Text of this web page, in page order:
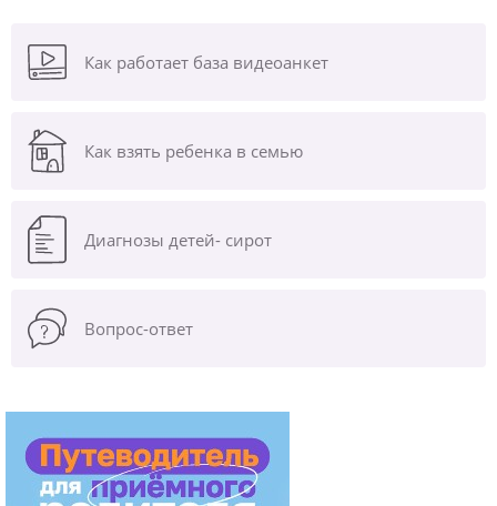
Как работает база видеоанкет
Как взять ребенка в семью
Диагнозы детей- сирот
Вопрос-ответ